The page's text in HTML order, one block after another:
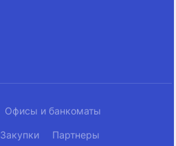
Офисы и банкоматы
Закупки Партнеры